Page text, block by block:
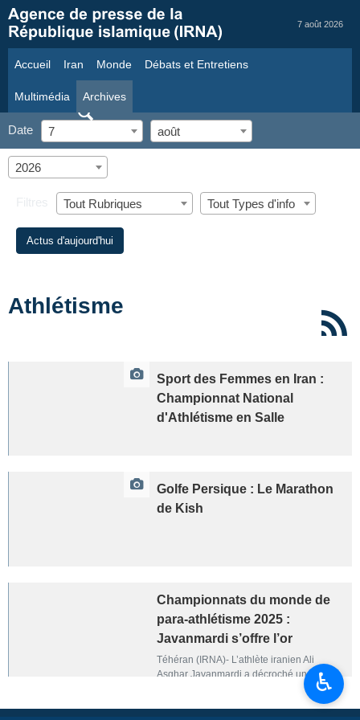
7 août 2026
Accueil Iran Monde Débats et Entretiens
Multimédia Archives
Date 7 août
2026
Tout Rubriques Tout Types d'info
Actus d'aujourd'hui
Athlétisme
Sport des Femmes en Iran :
Championnat National
d'Athlétisme en Salle
Golfe Persique : Le Marathon
de Kish
Championnats du monde de
para-athlétisme 2025 :
Javanmardi s’offre l’or
Téhéran (IRNA)- L’athlète iranien Ali
Asghar Javanmardi a décroché une
médaille d’or aux Championnats du
monde de para-athlétisme 2025 à New
♿︎